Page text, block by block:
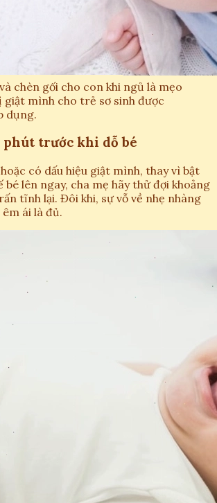
chèn gối cho con khi ngủ là mẹo
mình cho trẻ sơ sinh được
dụng.
phút trước khi dỗ bé
có dấu hiệu giật mình, thay vì bật
bé lên ngay, cha mẹ hãy thử đợi khoảng
tĩnh lại. Đôi khi, sự vỗ về nhẹ nhàng
ái là đủ.